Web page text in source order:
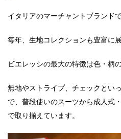
イタリアのマーチャントブランド
毎年、生地コレクションも豊富に
ビエレッシの最大の特徴は色・柄
無地やストライプ、チェックとい
で、普段使いのスーツから成人式
で取り揃えています。